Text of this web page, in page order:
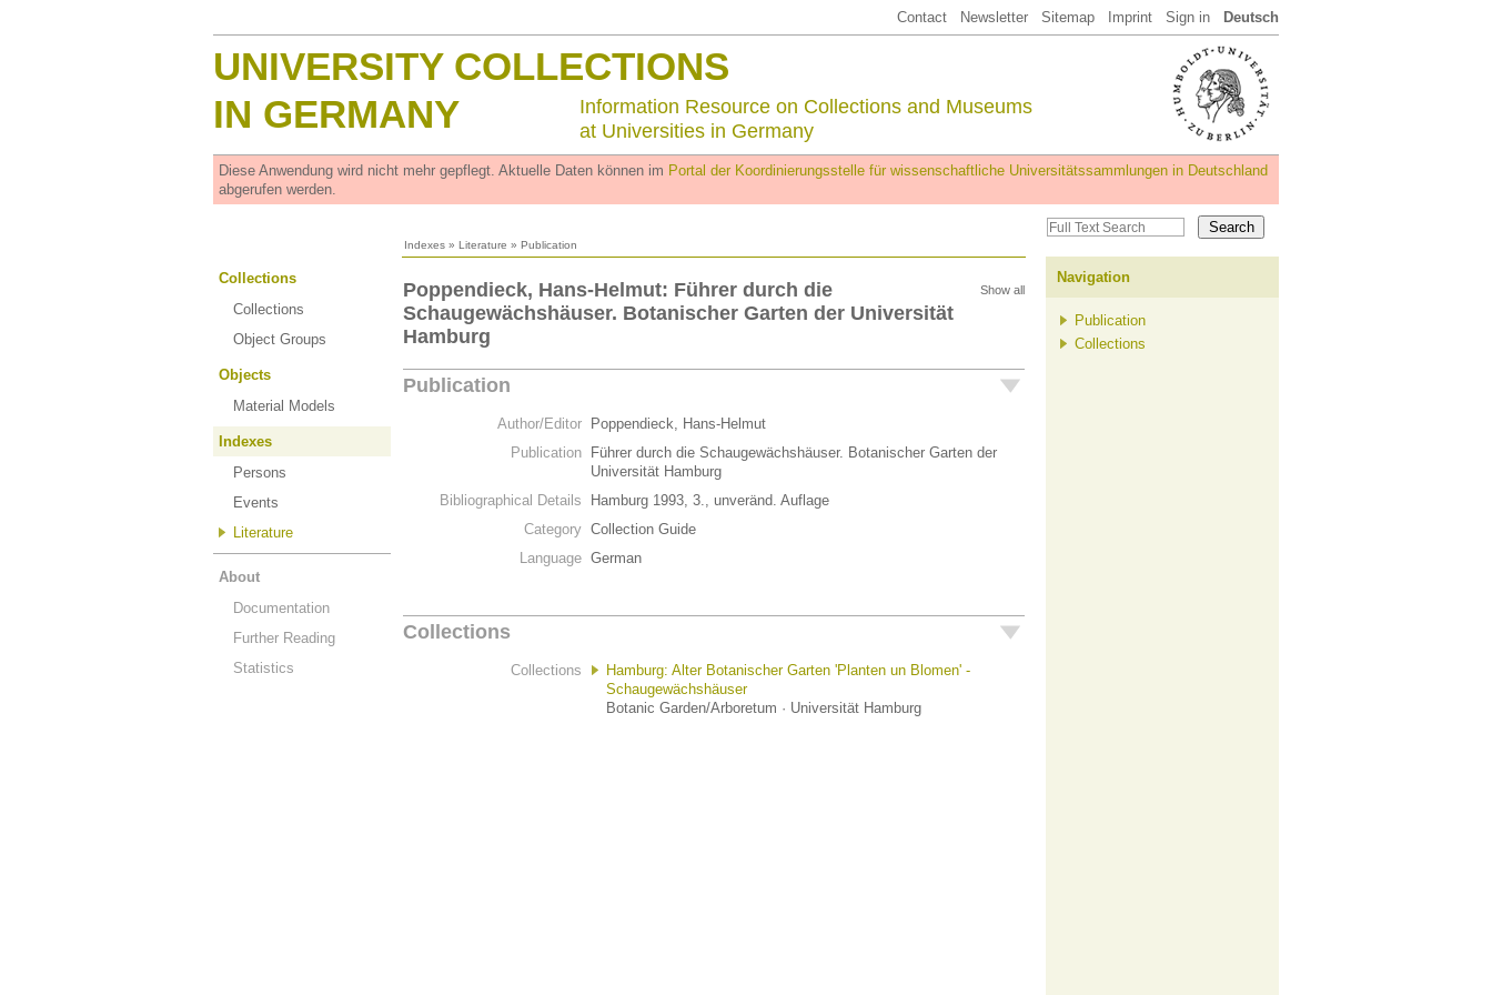
Contact Newsletter Sitemap Imprint Sign in Deutsch
UNIVERSITY COLLECTIONS
IN GERMANY
Information Resource on Collections and Museums
at Universities in Germany
Diese Anwendung wird nicht mehr gepflegt. Aktuelle Daten können im Portal der Koordinierungsstelle für wissenschaftliche Universitätssammlungen in Deutschland
abgerufen werden.
Indexes » Literature » Publication
Collections
Collections
Object Groups
Objects
Material Models
Indexes
Persons
Events
Literature
About
Documentation
Further Reading
Statistics
Show all
Poppendieck, Hans-Helmut: Führer durch die
Schaugewächshäuser. Botanischer Garten der Universität
Hamburg
Publication
Author/Editor
Poppendieck, Hans-Helmut
Publication
Führer durch die Schaugewächshäuser. Botanischer Garten der
Universität Hamburg
Bibliographical Details
Hamburg 1993, 3., unveränd. Auflage
Category Collection Guide
Language German
Collections
Collections
Hamburg: Alter Botanischer Garten 'Planten un Blomen' -
Schaugewächshäuser
Botanic Garden/Arboretum · Universität Hamburg
Navigation
Publication
Collections